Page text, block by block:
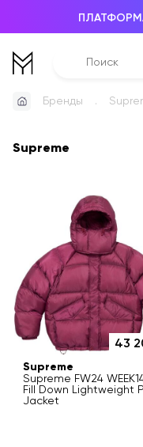
Бренды
Supreme
43
Supreme
Supreme FW24
Fill Down Lightweight
Jacket